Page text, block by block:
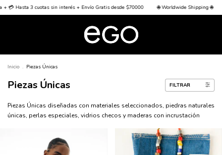
Gratis desde $70000 🌐 Worldwide Shipping 🌐 🏦 15% off transferencia + 💳
Inicio . Piezas Únicas
Piezas Únicas FILTRAR
Piezas Únicas diseñadas con materiales seleccionados, piedras naturales
únicas, perlas especiales, vidrios checos y maderas con incrustación